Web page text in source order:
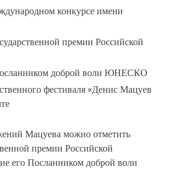
конкурсе имени
премии Российской
доброй воли ЮНЕСКО
фестиваля «Денис Мацуев
Мацуева можно отметить
премии Российской
его Посланником доброй воли